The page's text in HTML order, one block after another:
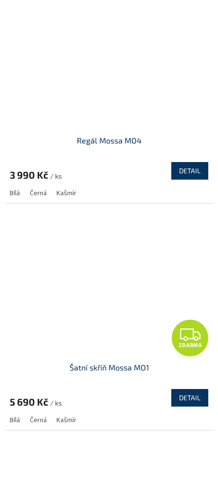
Regál Mossa MO4
3 990 Kč / ks
DETAIL
Bílá Černá Kašmír
Z
D
R
A
ZDARMA
Šatní skříň Mossa MO1
5 690 Kč / ks
DETAIL
Bílá Černá Kašmír